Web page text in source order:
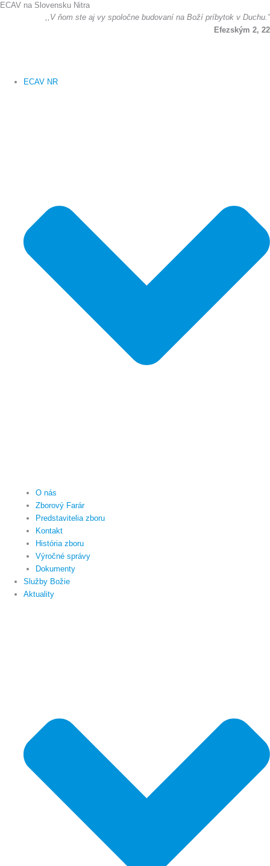
Preskočiť
ECAV na Slovensku Nitra
,,V ňom ste aj vy spoločne budovaní na Boží príbytok v Duchu.”
Efezským 2, 22
ECAV NR
O nás
Zborový Farár
Predstavitelia zboru
Kontakt
História zboru
Výročné správy
Dokumenty
Služby Božie
Aktuality